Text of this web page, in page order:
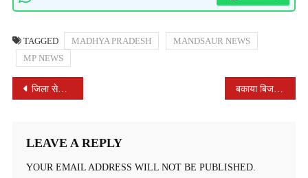
TAGGED MADHYA PRADESH
MANDSAUR NEWS
MP NEWS
POST
जिला सेन समाज की बैठक संपन्न
LEAVE A REPLY
YOUR EMAIL ADDRESS WILL NOT BE PUBLISHED.